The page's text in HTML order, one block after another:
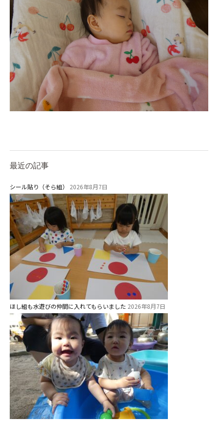
最近の記事
シール貼り（そら組） 2026年8月7日
ほし組も水遊びの仲間に入れてもらいました 2026年8月7日
美⽊多幼稚園の理想
園の1⽇
年間⾏事
預かり保育［ヒラソル ]
美⽊多チコス
美⽊多チコスについて
未就園児クラス
0歳親子登園［マカロンクラス ]
1歳・2歳親子登園［マリポサクラ
ス ]
2歳児ひとり登園［ゆず組 ]
グループ施設・
関係先リンク
学校法⼈鴨⾕学園 鳳幼稚園
学校法⼈諏訪森学園 諏訪森幼稚
園
⼤阪府私⽴幼稚園連盟
社会福祉法人野田福祉会